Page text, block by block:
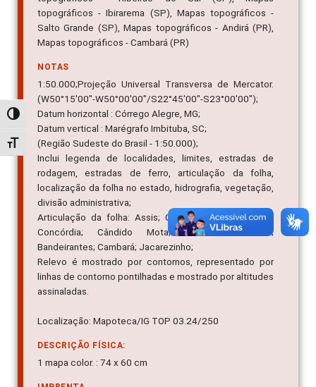
Alternar alto contraste
Alternar tamanho da fonte
topográficos - Ibirarema (SP), Mapas topográficos -
Salto Grande (SP), Mapas topográficos - Andirá (PR),
Mapas topográficos - Cambará (PR)
NOTAS
1:50.000;Projeção Universal Transversa de Mercator.
(W50°15'00"-W50°00'00"/S22°45'00"-S23°00'00");
Datum horizontal : Córrego Alegre, MG;
Datum vertical : Marégrafo Imbituba, SC;
(Região Sudeste do Brasil - 1:50.000);
Inclui legenda de localidades, limites, estradas de
rodagem, estradas de ferro, articulação da folha,
localização da folha no estado, hidrografia, vegetação,
divisão administrativa;
Articulação da folha: Assis; Campos Novos Paulista;
Concórdia; Cândido Mota; Palmital; Ourinhos;
Bandeirantes; Cambará; Jacarezinho;
Relevo é mostrado por contornos, representado por
linhas de contorno pontilhadas e mostrado por altitudes
assinaladas.
Localização: Mapoteca/IG TOP 03.24/250
DESCRIÇÃO FÍSICA:
1 mapa color. : 74 x 60 cm